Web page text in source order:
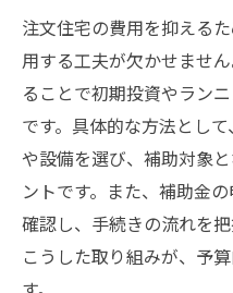
注文住宅の費用を抑える
用する工夫が欠かせませ
ることで初期投資やラン
です。具体的な方法とし
や設備を選び、補助対象
ントです。また、補助金
確認し、手続きの流れを
こうした取り組みが、予